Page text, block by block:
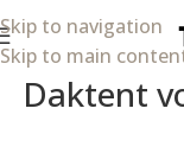
Skip to navigation
Skip to main
Daktent